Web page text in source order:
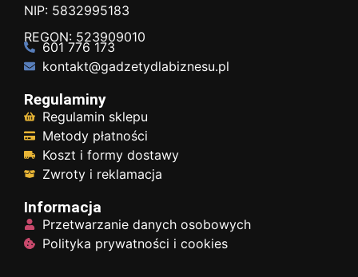
NIP: 5832995183
REGON: 523909010
601 776 173
kontakt@gadzetydlabiznesu.pl
Regulaminy
Regulamin sklepu
Metody płatności
Koszt i formy dostawy
Zwroty i reklamacja
Informacja
Przetwarzanie danych osobowych
Polityka prywatności i cookies